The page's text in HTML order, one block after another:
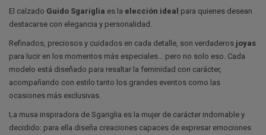
El calzado Guido Sgariglia es la elección ideal para quienes desean
destacarse con elegancia y personalidad.
Refinados, preciosos y cuidados en cada detalle, son verdaderos joyas
para lucir en los momentos más especiales… pero no solo eso. Cada
modelo está diseñado para resaltar la feminidad con carácter,
acompañando con estilo tanto los grandes eventos como las
ocasiones más exclusivas.
La musa inspiradora de Sgariglia es la mujer de carácter indomable y
decidido: para ella diseña creaciones capaces de expresar emociones